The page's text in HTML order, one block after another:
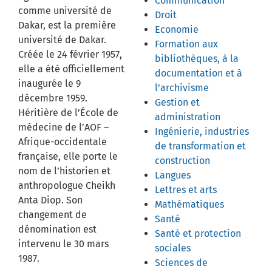
comme université de
Dakar, est la première
université de Dakar.
Créée le 24 février 1957,
elle a été officiellement
inaugurée le 9
décembre 1959.
Héritière de l’École de
médecine de l’AOF –
Afrique-occidentale
française, elle porte le
nom de l’historien et
anthropologue Cheikh
Anta Diop. Son
changement de
dénomination est
intervenu le 30 mars
1987.
Droit
Economie
Formation aux
bibliothèques, à la
documentation et à
l’archivisme
Gestion et
administration
Ingénierie, industries
de transformation et
construction
Langues
Lettres et arts
Mathématiques
Santé
Santé et protection
sociales
Sciences de